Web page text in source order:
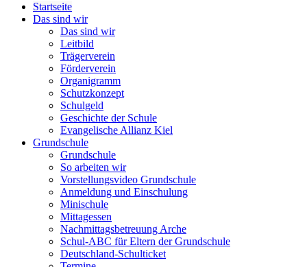
Startseite
Das sind wir
Das sind wir
Leitbild
Trägerverein
Förderverein
Organigramm
Schutzkonzept
Schulgeld
Geschichte der Schule
Evangelische Allianz Kiel
Grundschule
Grundschule
So arbeiten wir
Vorstellungsvideo Grundschule
Anmeldung und Einschulung
Minischule
Mittagessen
Nachmittagsbetreuung Arche
Schul-ABC für Eltern der Grundschule
Deutschland-Schulticket